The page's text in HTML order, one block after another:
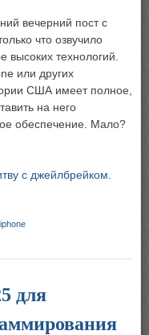
вечерний пост с
что озвучило
высоких технологий.
или других
США имеет полное,
на него
обеспечение. Мало?
с джейлбрейком.
iphone
для